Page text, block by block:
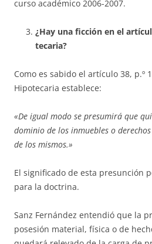
curso académico 2006-2007.
¿Hay una ficción en el
tecaria?
Como es sabido el artículo 38, p.º
Hipotecaria establece:
«De igual modo se presumirá que
dominio de los inmuebles o
de los mismos.»
El significado de esta presunción
para la doctrina.
Sanz Fernández entendió que la
po­se­sión material, física o de